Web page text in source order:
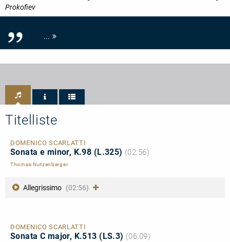
Prokofiev
...
Titelliste
DOMENICO SCARLATTI
Sonata e minor, K.98 (L.325) (02:56)
Thomas Nutzenberger
Allegrissimo (02:56)
DOMENICO SCARLATTI
Sonata C major, K.513 (LS.3) (06:09)